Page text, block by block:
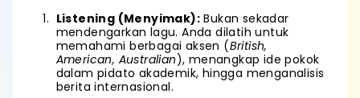
Listening (Menyimak): Bukan sekadar
mendengarkan lagu. Anda dilatih untuk
memahami berbagai aksen (British,
American, Australian), menangkap ide pokok
dalam pidato akademik, hingga menganalisis
berita internasional.